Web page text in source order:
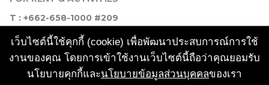
เว็บไซต์นี้ใช้คุกกี้ (cookie) เพื่อพัฒนาประสบการณ์การใช้
งานของคุณ โดยการเข้าใช้งานเว็บไซต์นี้ถือว่าคุณยอมรับ
นโยบายคุกกี้และนโยบายข้อมูลส่วนบุคคลของเรา
T : +662-658-1000 #209
SOCIAL MEDIA